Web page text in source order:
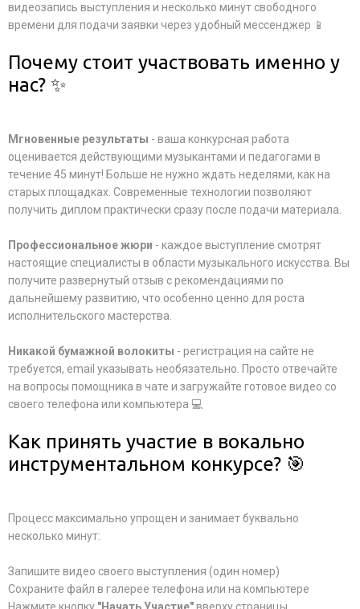
видеозапись выступления и несколько минут свободного
времени для подачи заявки через удобный мессенджер 📱
Почему стоит участвовать именно у
нас? ✨
Мгновенные результаты - ваша конкурсная работа
оценивается действующими музыкантами и педагогами в
течение 45 минут! Больше не нужно ждать неделями, как на
старых площадках. Современные технологии позволяют
получить диплом практически сразу после подачи материала.
Профессиональное жюри - каждое выступление смотрят
настоящие специалисты в области музыкального искусства. Вы
получите развернутый отзыв с рекомендациями по
дальнейшему развитию, что особенно ценно для роста
исполнительского мастерства.
Никакой бумажной волокиты - регистрация на сайте не
требуется, email указывать необязательно. Просто отвечайте
на вопросы помощника в чате и загружайте готовое видео со
своего телефона или компьютера 💻
Как принять участие в вокально
инструментальном конкурсе? 🎯
Процесс максимально упрощен и занимает буквально
несколько минут:
Запишите видео своего выступления (один номер)
Сохраните файл в галерее телефона или на компьютере